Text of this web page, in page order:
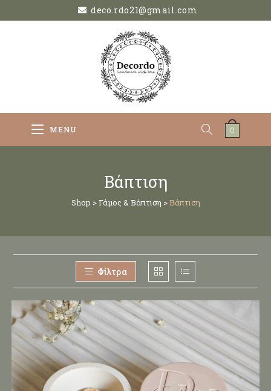
deco.rdo21@gmail.com
0
MENU
Βάπτιση
Shop >Γάμος & Βάπτιση > Βάπτιση
Φίλτρα